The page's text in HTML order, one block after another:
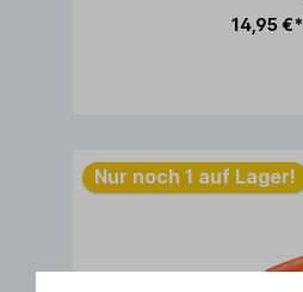
14,95 €*
Nur noch 1 auf Lager!